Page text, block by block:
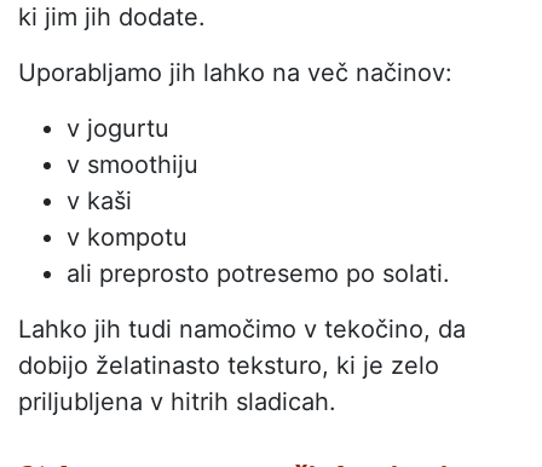
ki jim jih dodate.
Uporabljamo jih lahko na več načinov:
v jogurtu
v smoothiju
v kaši
v kompotu
ali preprosto potresemo po solati.
Lahko jih tudi namočimo v tekočino, da
dobijo želatinasto teksturo, ki je zelo
priljubljena v hitrih sladicah.